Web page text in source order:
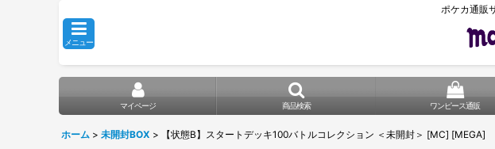
ポケカ通販
メニュー
マイページ 商品検索 ワンピース通販
ホーム > 未開封BOX > 【状態B】スタートデッキ100バトルコレクション ＜未開封＞ [MC] [MEGA]